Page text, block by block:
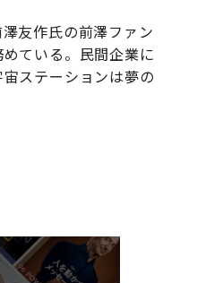
友作氏の前澤ファン
ている。民間企業に
ステーションは夢の